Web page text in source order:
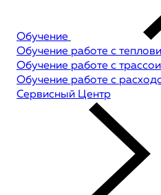
Обучение
Обучение работе с
Обучение работе с
Обучение работе с
Сервисный Центр